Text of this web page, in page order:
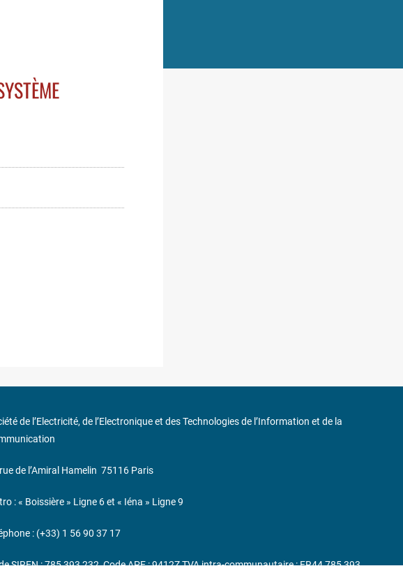
de l’Electricité, de l’Electronique et des Technologies de l’Information et de la
de l’Amiral Hamelin 75116 Paris
: « Boissière » Ligne 6 et « Iéna » Ligne 9
: (+33) 1 56 90 37 17
SIREN : 785 393 232, Code APE : 9412Z TVA intra-communautaire : FR44 785 393